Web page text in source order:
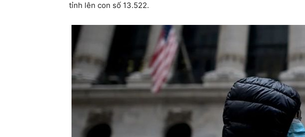
tỉnh lên con số 13.522.